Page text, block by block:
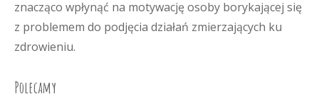
znacząco wpłynąć na motywację osoby borykającej się
z problemem do podjęcia działań zmierzających ku
zdrowieniu.
Polecamy